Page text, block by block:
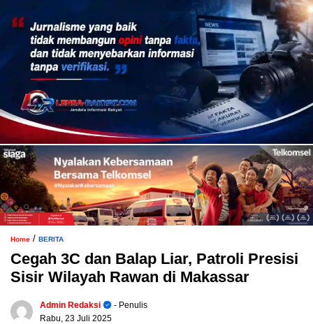
Home / BERITA
Cegah 3C dan Balap Liar, Patroli Presisi
Sisir Wilayah Rawan di Makassar
Admin Redaksi
- Penulis
Rabu, 23 Juli 2025